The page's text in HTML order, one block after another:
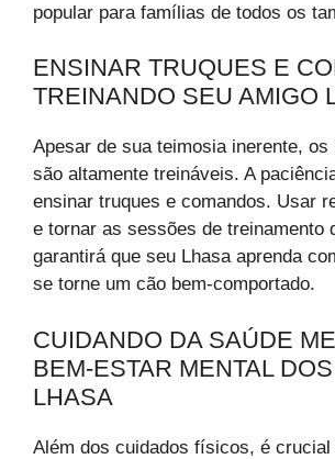
popular para famílias de todos os
ENSINAR TRUQUES E
TREINANDO SEU AMIGO
Apesar de sua teimosia inerente, os
são altamente treináveis. A
ensinar truques e comandos. Usar
e tornar as sessões de treinamento
garantirá que seu Lhasa aprenda
se torne um cão bem-comportado.
CUIDANDO DA SAÚDE
BEM-ESTAR MENTAL
LHASA
Além dos cuidados físicos, é crucial